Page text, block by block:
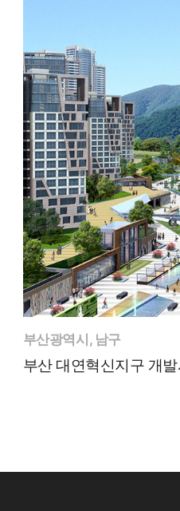
부산광역시, 남구
부산 대연혁신지구 개